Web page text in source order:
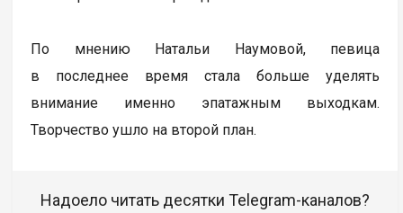
По мнению Натальи Наумовой, певица
в последнее время стала больше уделять
внимание именно эпатажным выходкам.
Творчество ушло на второй план.
Надоело читать десятки Telegram-каналов?